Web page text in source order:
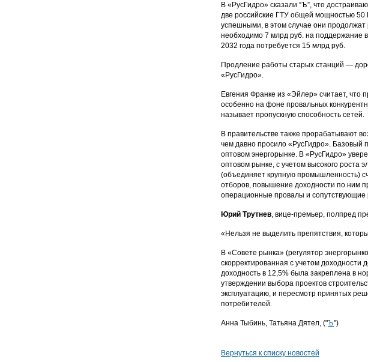
В «РусГидро» сказали “Ъ”, что
две российские ГТУ общей мощностью 50
успешными, в этом случае они
необходимо 7 млрд руб. на поддержание
2032 года потребуется 15 млрд руб.
Продление работы старых станций —
«РусГидро».
Евгения Франке из «Эйлер» считает, что
особенно на фоне провальных
называет пропускную способность сетей.
В правительстве также прорабатывают
чем давно просило «РусГидро». Базовый
оптовом энергорынке. В «РусГидро»
оптовом рынке, с учетом высокого
(объединяет крупную промышленность)
отборов, повышение доходности по ним
операционные провалы и сопутствующие
Юрий Трутнев, вице-премьер, полпред
«Нельзя не выделить препятствия,
В «Совете рынка» (регулятор
скорректированная с учетом доходности
доходность в 12,5% была закреплена в
утверждении выбора проектов
эксплуатацию, и пересмотр принятых
потребителей.
Анна Тыбинь, Татьяна Дятел, ("Ъ")
Вернуться к списку новостей